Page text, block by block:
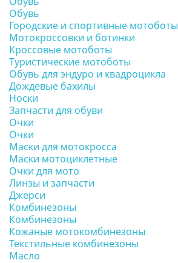
Обувь
Городские и спортивные мотоботы
Мотокроссовки и ботинки
Кроссовые мотоботы
Туристические мотоботы
Обувь для эндуро и квадроцикла
Дождевые бахилы
Носки
Запчасти для обуви
Очки
Очки
Маски для мотокросса
Маски мотоциклетные
Очки для мото
Линзы и запчасти
Джерси
Комбинезоны
Комбинезоны
Кожаные мотокомбинезоны
Текстильные комбинезоны
Масло